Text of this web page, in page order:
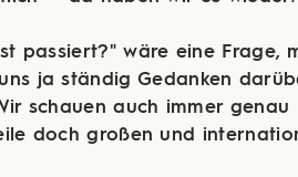
passiert?" wäre eine Frage,
ja ständig Gedanken
schauen auch immer genau
doch großen und